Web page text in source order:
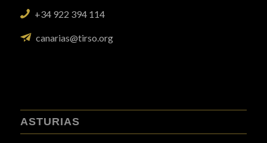
+34 922 394 114
canarias@tirso.org
ASTURIAS